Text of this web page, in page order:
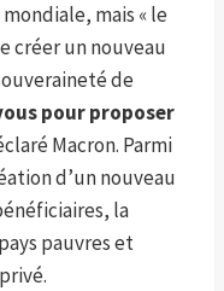
mais « le
créer un nouveau
de
pour proposer
Macron. Parmi
d’un nouveau
la
pauvres et